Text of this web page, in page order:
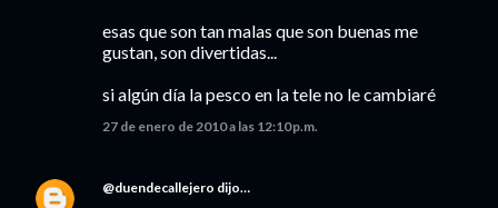
esas que son tan malas que son buenas me
gustan, son divertidas...
si algún día la pesco en la tele no le cambiaré
27 de enero de 2010 a las 12:10 p.m.
@duendecallejero dijo…